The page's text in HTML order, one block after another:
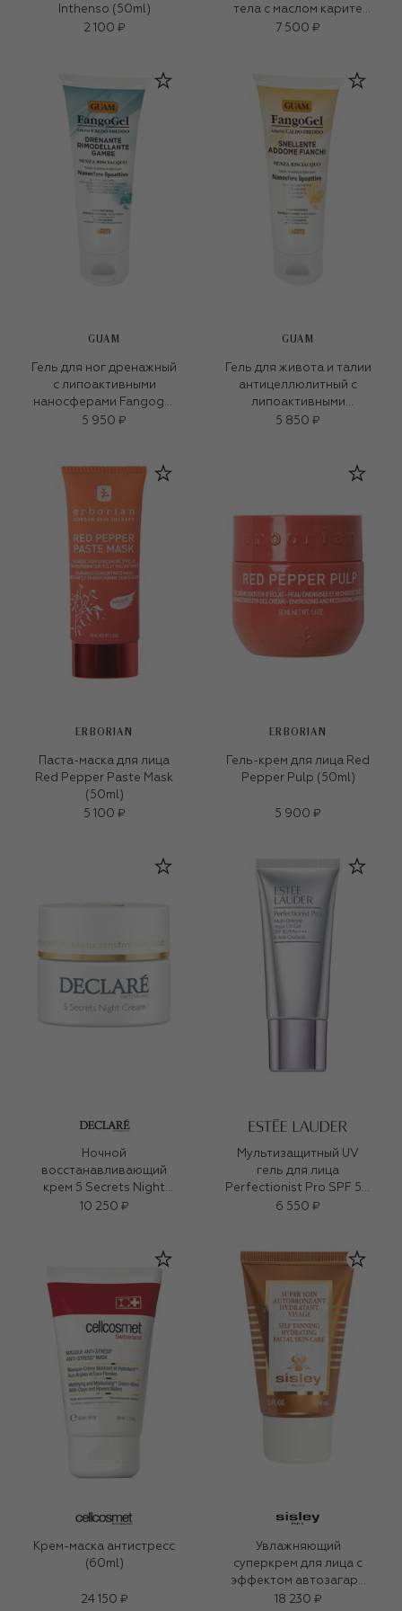
Inthenso (50ml)
2 100 ₽
тела с маслом карите
Inthenso (250ml)
7 500 ₽
GUAM
Гель для ног дренажный
с липоактивными
наносферами Fangogel
(200ml)
5 950 ₽
GUAM
Гель для живота и талии
антицеллюлитный с
липоактивными
наносферами Fangogel
5 850 ₽
ERBORIAN
Паста-маска для лица
Red Pepper Paste Mask
(50ml)
5 100 ₽
ERBORIAN
Гель-крем для лица Red
Pepper Pulp (50ml)
5 900 ₽
Ночной
восстанавливающий
крем 5 Secrets Night
Cream (50ml)
10 250 ₽
Мультизащитный UV
гель для лица
Perfectionist Pro SPF 50
(30ml)
6 550 ₽
Крем-маска антистресс
(60ml)
24 150 ₽
Увлажняющий
суперкрем для лица с
эффектом автозагара
Super Soin (60ml)
18 230 ₽